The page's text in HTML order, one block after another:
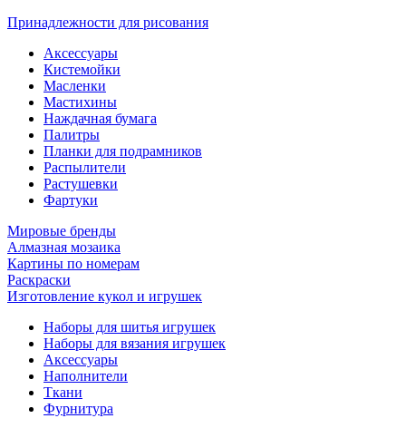
Принадлежности для рисования
Аксессуары
Кистемойки
Масленки
Мастихины
Наждачная бумага
Палитры
Планки для подрамников
Распылители
Растушевки
Фартуки
Мировые бренды
Алмазная мозаика
Картины по номерам
Раскраски
Изготовление кукол и игрушек
Наборы для шитья игрушек
Наборы для вязания игрушек
Аксессуары
Наполнители
Ткани
Фурнитура